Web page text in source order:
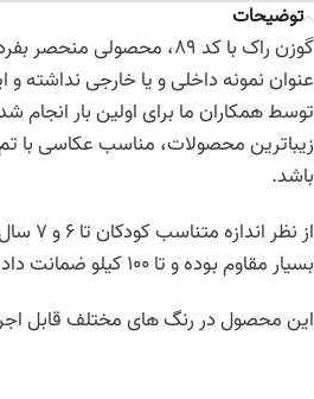
توضیحات
گوزن راک با کد 89، محصولی
عنوان نمونه داخلی و یا خارجی نداشته و
توسط همکاران ما برای اولین بار
زیباترین محصولات، مناسب عکاسی
باشد.
از نظر
بسیار مقاوم بوده و تا 100 کیلو ضمانت داده می شود.
این محصول در رنگ های مختلف قابل